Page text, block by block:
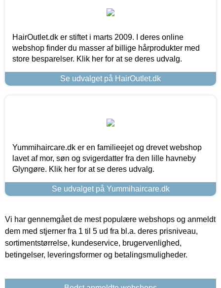
HairOutlet.dk er stiftet i marts 2009. I deres online
webshop finder du masser af billige hårprodukter med
store besparelser. Klik her for at se deres udvalg.
Se udvalget på HairOutlet.dk
Yummihaircare.dk er en familieejet og drevet webshop
lavet af mor, søn og svigerdatter fra den lille havneby
Glyngøre. Klik her for at se deres udvalg.
Se udvalget på Yummihaircare.dk
Vi har gennemgået de mest populære webshops og anmeldt
dem med stjerner fra 1 til 5 ud fra bl.a. deres prisniveau,
sortimentstørrelse, kundeservice, brugervenlighed,
betingelser, leveringsformer og betalingsmuligheder.